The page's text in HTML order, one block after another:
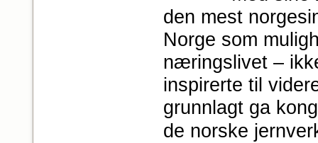
den mest
Norge som
næringslivet –
inspirerte til
grunnlagt ga
de norske